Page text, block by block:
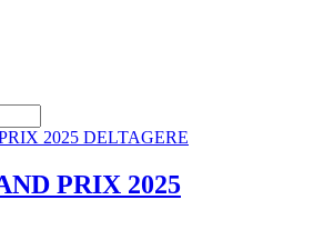
PRIX 2025